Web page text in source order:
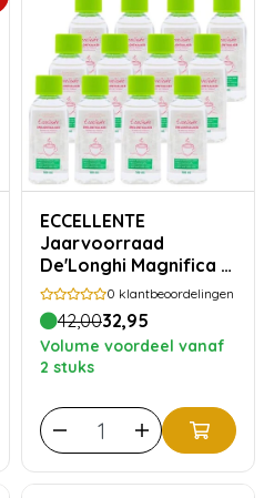
ECCELLENTE
Jaarvoorraad
De'Longhi Magnifica S
ontkalker - 12 stuks
0 klantbeoordelingen
42,0032,95
Volume voordeel vanaf
2 stuks